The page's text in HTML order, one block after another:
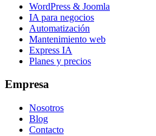
WordPress & Joomla
IA para negocios
Automatización
Mantenimiento web
Express IA
Planes y precios
Empresa
Nosotros
Blog
Contacto